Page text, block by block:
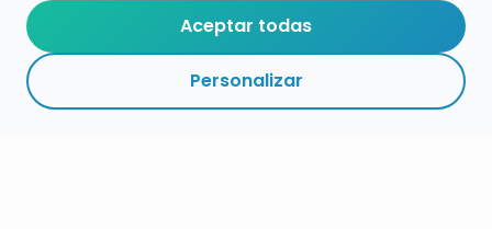
RESUMEN PLAZOS ESPECIALIDAD ENLACES SEGUIR
Aceptar todas
Personalizar